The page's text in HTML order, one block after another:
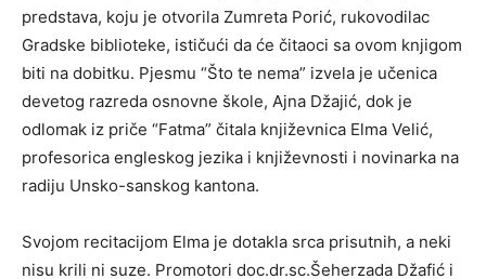
predstava, koju je otvorila Zumreta Porić, rukovodilac
Gradske biblioteke, ističući da će čitaoci sa ovom knjigom
biti na dobitku. Pjesmu “Što te nema” izvela je učenica
devetog razreda osnovne škole, Ajna Džajić, dok je
odlomak iz priče “Fatma” čitala književnica Elma Velić,
profesorica engleskog jezika i književnosti i novinarka na
radiju Unsko-sanskog kantona.
Svojom recitacijom Elma je dotakla srca prisutnih, a neki
nisu krili ni suze. Promotori doc.dr.sc.Šeherzada Džafić i